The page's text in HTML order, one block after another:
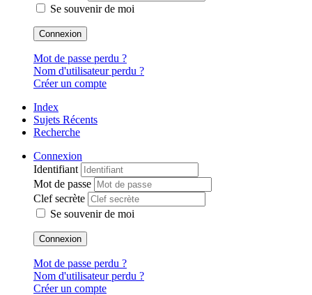
Se souvenir de moi
Connexion
Mot de passe perdu ?
Nom d'utilisateur perdu ?
Créer un compte
Index
Sujets Récents
Recherche
Connexion
Identifiant
Mot de passe
Clef secrète
Se souvenir de moi
Connexion
Mot de passe perdu ?
Nom d'utilisateur perdu ?
Créer un compte